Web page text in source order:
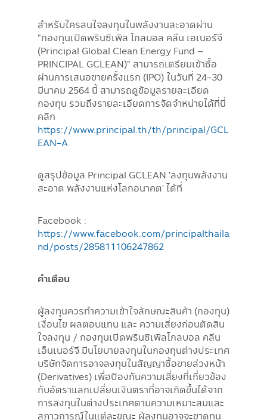
สำหรับใครสนใจลงทุนในพลังงานสะอาดผ่าน
"กองทุนเปิดพรินซิเพิล โกลบอล คลีน เอเนอร์จี
(Principal Global Clean Energy Fund –
PRINCIPAL GCLEAN)" สามารถเตรียมเข้าซื้อ
ผ่านการเสนอขายครั้งแรก (IPO) ในวันที่ 24-30
มีนาคม 2564 นี้ สามารถดูข้อมูลรายละเอียด
กองทุน รวมถึงรายละเอียดการจัดจำหน่ายได้ที่นี่
คลิก
https://www.principal.th/th/principal/GCL
EAN-A
ดูสรุปข้อมูล Principal GCLEAN 'ลงทุนพลังงาน
สะอาด พลังงานแห่งโลกอนาคต' ได้ที่
Facebook :
https://www.facebook.com/principalthaila
nd/posts/285811106247862
คำเตือน
ผู้ลงทุนควรทำความเข้าใจลักษณะสินค้า (กองทุน)
เงื่อนไข ผลตอบแทน และ ความเสี่ยงก่อนตัดสิน
ใจลงทุน / กองทุนเปิดพรินซิเพิลโกลบอล คลีน
เอ็นเนอร์จี มีนโยบายลงทุนในกองทุนต่างประเทศ
บริษัทจัดการอาจลงทุนในสัญญาซื้อขายล่วงหน้า
(Derivatives) เพื่อป้องกันความเสี่ยงที่เกี่ยวข้อง
กับอัตราแลกเปลี่ยนเงินตราที่อาจเกิดขึ้นได้จาก
การลงทุนในต่างประเทศตามความเหมาะสมและ
สภาวการณ์ในแต่ละขณะ ผู้ลงทุนอาจจะขาดทุน